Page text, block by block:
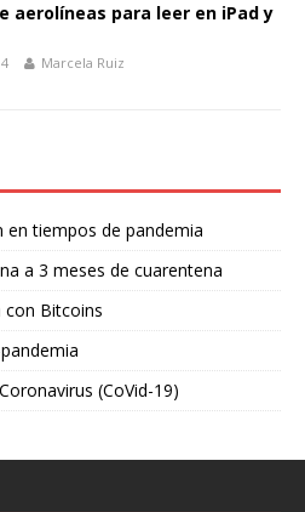
aerolíneas para leer en iPad y
Marcela Ruiz
en tiempos de pandemia
a 3 meses de cuarentena
Bitcoins
(CoVid-19)